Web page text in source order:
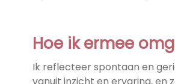
Hoe ik ermee
Ik reflecteer spontaan en